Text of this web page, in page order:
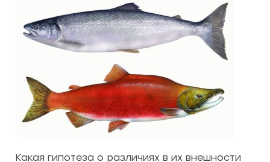
Какая гипотеза о различиях в их внешности